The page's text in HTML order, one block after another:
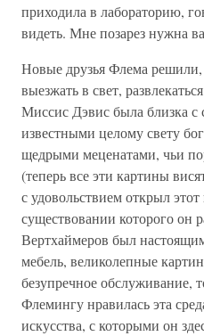
приходила в лабораторию,
видеть. Мне позарез нужна
Новые друзья Флема
выезжать в свет,
Миссис Дэвис была близка с
известными целому свету
щедрыми меценатами, чьи
(теперь все эти картины
с удовольствием открыл
существовании которого он
Вертхаймеров был
мебель, великолепные
безупречное обслуживание,
Флемингу нравилась эта
искусства, с которыми он